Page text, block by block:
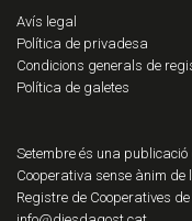
Avís legal
Política de privadesa
Condicions generals de
Política de galetes
Setembre és una publicació
Cooperativa sense ànim
Registre de Cooperatives